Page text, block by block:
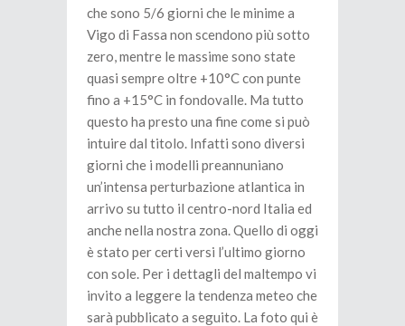
che sono 5/6 giorni che le minime a
Vigo di Fassa non scendono più sotto
zero, mentre le massime sono state
quasi sempre oltre +10°C con punte
fino a +15°C in fondovalle. Ma tutto
questo ha presto una fine come si può
intuire dal titolo. Infatti sono diversi
giorni che i modelli preannuniano
un’intensa perturbazione atlantica in
arrivo su tutto il centro-nord Italia ed
anche nella nostra zona. Quello di oggi
è stato per certi versi l’ultimo giorno
con sole. Per i dettagli del maltempo vi
invito a leggere la tendenza meteo che
sarà pubblicato a seguito. La foto qui è